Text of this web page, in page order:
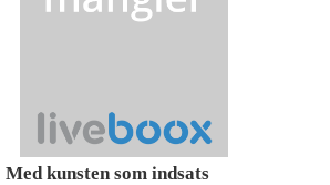
Med kunsten som indsats